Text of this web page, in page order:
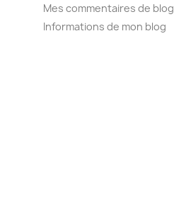
Mes commentaires de blog
Informations de mon blog